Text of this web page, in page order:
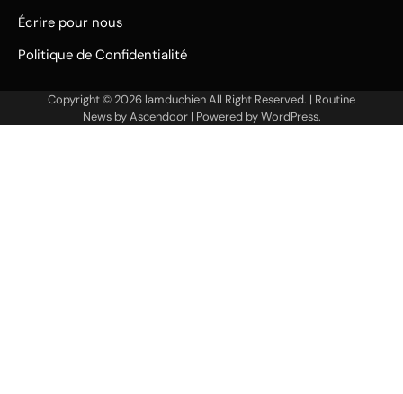
Écrire pour nous
Politique de Confidentialité
Copyright © 2026 lamduchienAll Right Reserved. | Routine
News byAscendoor| Powered byWordPress.